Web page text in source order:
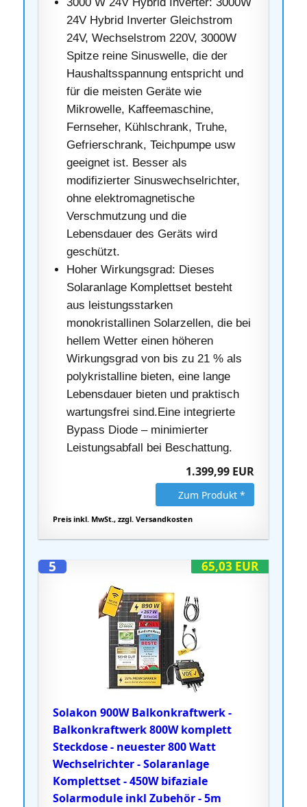
24V Hybrid Inverter Gleichstrom
24V, Wechselstrom 220V, 3000W
Spitze reine Sinuswelle, die der
Haushaltsspannung entspricht und
für die meisten Geräte wie
Mikrowelle, Kaffeemaschine,
Fernseher, Kühlschrank, Truhe,
Gefrierschrank, Teichpumpe usw
geeignet ist. Besser als
modifizierter Sinuswechselrichter,
ohne elektromagnetische
Verschmutzung und die
Lebensdauer des Geräts wird
geschützt.
Hoher Wirkungsgrad: Dieses
Solaranlage Komplettset besteht
aus leistungsstarken
monokristallinen Solarzellen, die bei
hellem Wetter einen höheren
Wirkungsgrad von bis zu 21 % als
polykristalline bieten, eine lange
Lebensdauer bieten und praktisch
wartungsfrei sind.Eine integrierte
Bypass Diode – minimierter
Leistungsabfall bei Beschattung.
1.399,99 EUR
Zum Produkt *
Preis inkl. MwSt., zzgl. Versandkosten
65,03 EUR
5
Solakon 900W Balkonkraftwerk -
Balkonkraftwerk 800W komplett
Steckdose - neuester 800 Watt
Wechselrichter - Solaranlage
Komplettset - 450W bifaziale
Solarmodule inkl Zubehör - 5m